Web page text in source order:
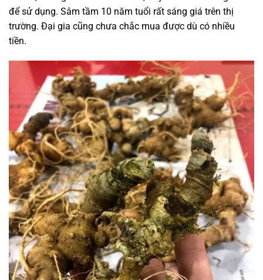
để sử dụng. Sâm tầm 10 năm tuổi rất sáng giá trên thị
trường. Đại gia cũng chưa chắc mua được dù có nhiều
tiền.